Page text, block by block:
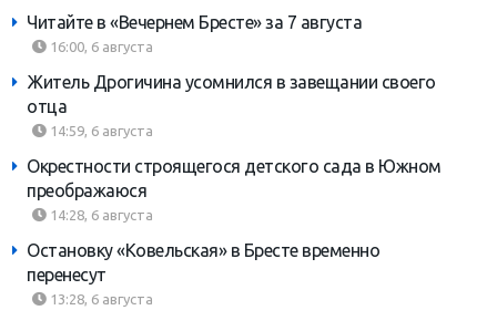
Читайте в «Вечернем Бресте» за 7 августа
16:00, 6 августа
Житель Дрогичина усомнился в завещании своего
отца
14:59, 6 августа
Окрестности строящегося детского сада в Южном
преображаюся
14:28, 6 августа
Остановку «Ковельская» в Бресте временно
перенесут
13:28, 6 августа